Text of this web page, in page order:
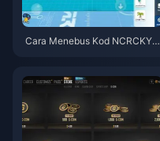
Cara Menebus Kod NCRCKYT